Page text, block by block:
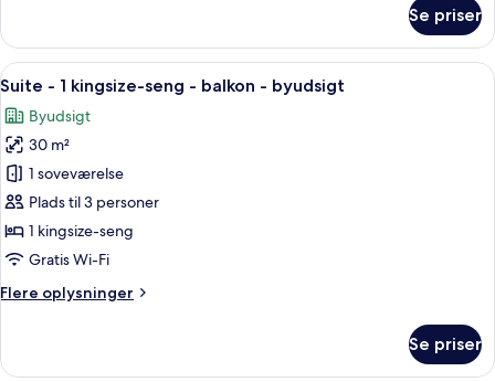
-
queensize-
-
byudsigt
Se priser
Indlæs
alle
billeder
af
Suite
-
1
kingsize-
-
Et hotelværelse med en stor seng,
2
Suite - 1 kingsize-seng - balkon - byudsigt
Byudsigt
30 m²
1 soveværelse
Plads til 3 personer
1 kingsize-seng
Gratis Wi-Fi
Flere oplysninger
Flere
-
Se priser